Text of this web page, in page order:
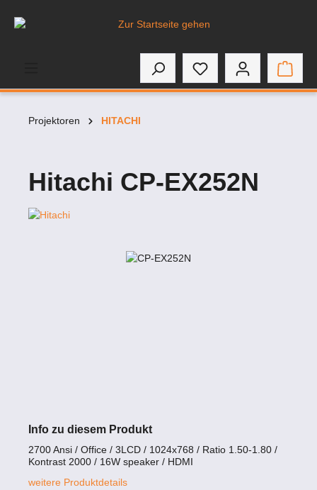
springen
Projektoren HITACHI
Hitachi CP-EX252N
Info zu diesem Produkt
2700 Ansi / Office / 3LCD / 1024x768 / Ratio 1.50-1.80 /
Kontrast 2000 / 16W speaker / HDMI
weitere Produktdetails